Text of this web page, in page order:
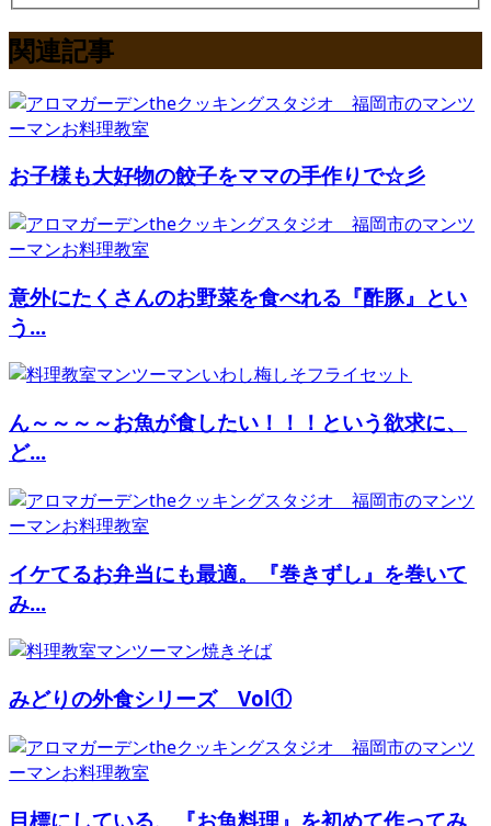
関連記事
お子様も大好物の餃子をママの手作りで☆彡
意外にたくさんのお野菜を食べれる『酢豚』とい
う...
ん～～～～お魚が食したい！！！という欲求に、
ど...
イケてるお弁当にも最適。『巻きずし』を巻いて
み...
みどりの外食シリーズ Vol①
目標にしている、『お魚料理』を初めて作ってみ